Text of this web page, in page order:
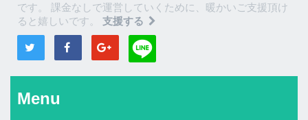
です。 課金なしで運営していくために、暖かいご支援頂け
ると嬉しいです。 支援する
Menu